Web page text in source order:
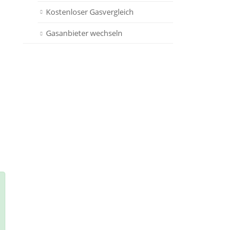
Kostenloser Gasvergleich
Gasanbieter wechseln